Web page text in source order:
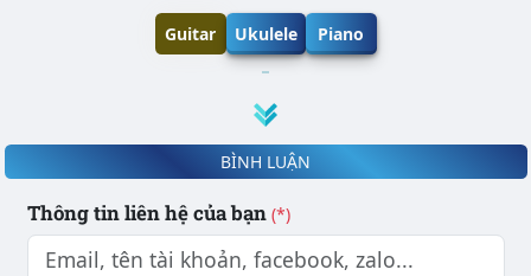
Guitar Ukulele Piano
BÌNH LUẬN
Thông tin liên hệ của bạn (*)